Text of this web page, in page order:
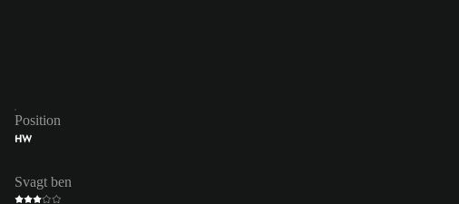
Position
HW
Svagt ben